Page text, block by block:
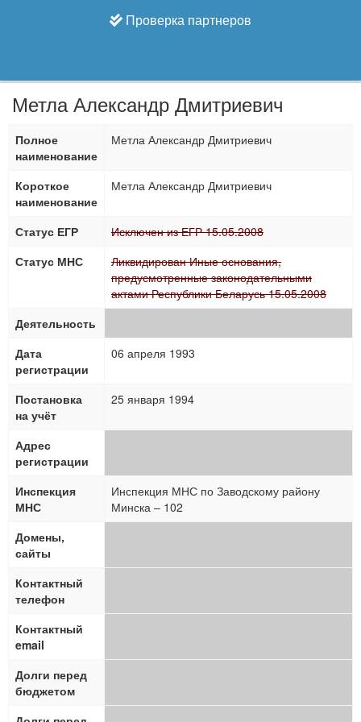
Проверка партнеров
Метла Александр Дмитриевич
Полное
наименование
Метла Александр Дмитриевич
Короткое
наименование
Метла Александр Дмитриевич
Статус ЕГР
Исключен из ЕГР 15.05.2008
Статус МНС
Ликвидирован Иные основания,
предусмотренные законодательными
актами Республики Беларусь 15.05.2008
Деятельность
Дата
регистрации
06 апреля 1993
Постановка
на учёт
25 января 1994
Адрес
регистрации
Инспекция
МНС
Инспекция МНС по Заводскому району
Минска – 102
Домены,
сайты
Контактный
телефон
Контактный
email
Долги перед
бюджетом